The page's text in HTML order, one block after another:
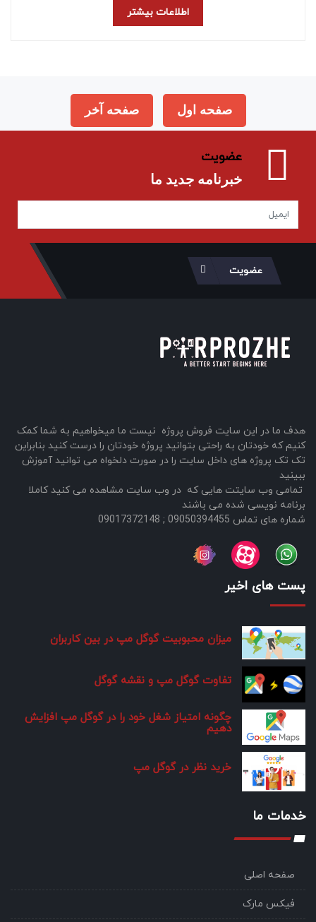
اطلاعات بیشتر
صفحه اول صفحه آخر
عضویت
خبرنامه جدید ما
عضویت
هدف ما در این سایت فروش پروژه نیست ما میخواهیم به شما کمک
کنیم که خودتان به راحتی بتوانید پروژه خودتان را درست کنید بنابراین
تک تک پروژه های داخل سایت را در صورت دلخواه می توانید آموزش
ببینید
تمامی وب سایتت هایی که در وب سایت مشاهده می کنید کاملا
برنامه نویسی شده می باشند
شماره های تماس 09050394455 ; 09017372148
پست های اخیر
میزان محبوبیت گوگل مپ در بین کاربران
تفاوت گوگل مپ و نقشه گوگل
چگونه امتیاز شغل خود را در گوگل مپ افزایش
دهیم
خرید نظر در گوگل مپ
خدمات ما
صفحه اصلی
فیکس مارک